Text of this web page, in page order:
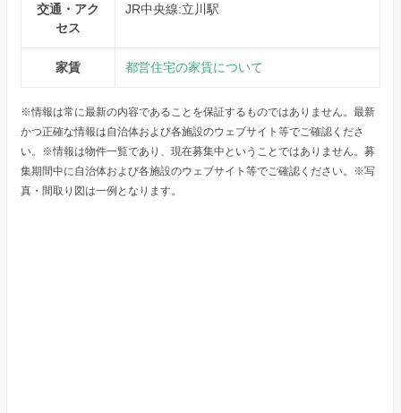
交通・アク
セス
JR中央線:立川駅
家賃 都営住宅の家賃について
※情報は常に最新の内容であることを保証するものではありません。最新
かつ正確な情報は自治体および各施設のウェブサイト等でご確認くださ
い。※情報は物件一覧であり、現在募集中ということではありません。募
集期間中に自治体および各施設のウェブサイト等でご確認ください。※写
真・間取り図は一例となります。